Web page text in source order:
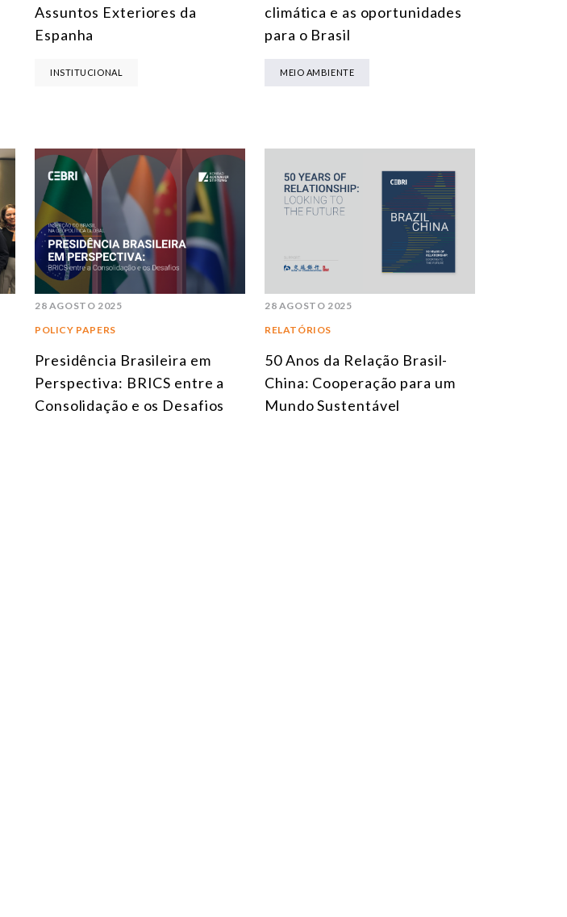
Assuntos Exteriores da
Espanha
INSTITUCIONAL
climática e as oportunidades
para o Brasil
MEIO AMBIENTE
28 AGOSTO 2025
POLICY PAPERS
Presidência Brasileira em
Perspectiva: BRICS entre a
Consolidação e os Desafios
28 AGOSTO 2025
RELATÓRIOS
50 Anos da Relação Brasil-
China: Cooperação para um
Mundo Sustentável